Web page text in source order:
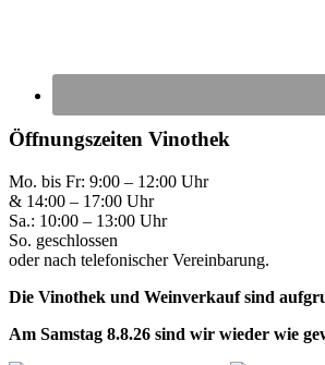
Öffnungszeiten Vinothek
Mo. bis Fr: 9:00 – 12:00 Uhr
& 14:00 – 17:00 Uhr
Sa.: 10:00 – 13:00 Uhr
So. geschlossen
oder nach telefonischer Vereinbarung.
Die Vinothek und Weinverkauf sind
Am Samstag 8.8.26 sind wir wieder wie